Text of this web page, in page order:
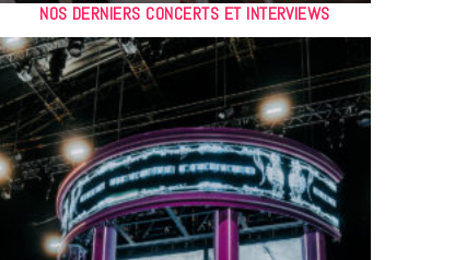
NOS DERNIERS CONCERTS ET INTERVIEWS